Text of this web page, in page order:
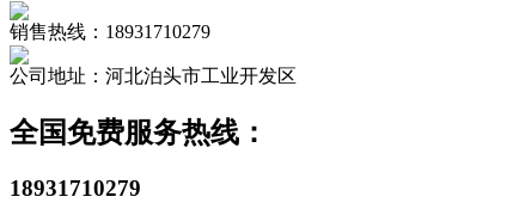
销售热线：18931710279
公司地址：河北泊头市工业开发区
全国免费服务热线：
18931710279